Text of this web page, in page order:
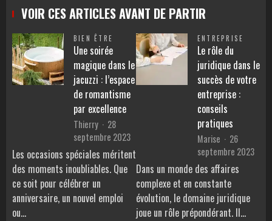
VOIR CES ARTICLES AVANT DE PARTIR
BIEN ÊTRE
Une soirée
magique dans le
jacuzzi : l’espace
de romantisme
par excellence
Thierry
28
septembre 2023
Les occasions spéciales méritent
des moments inoubliables. Que
ce soit pour célébrer un
anniversaire, un nouvel emploi
ou…
ENTREPRISE
Le rôle du
juridique dans le
succès de votre
entreprise :
conseils
pratiques
Marise
26
septembre 2023
Dans un monde des affaires
complexe et en constante
évolution, le domaine juridique
joue un rôle prépondérant. Il…